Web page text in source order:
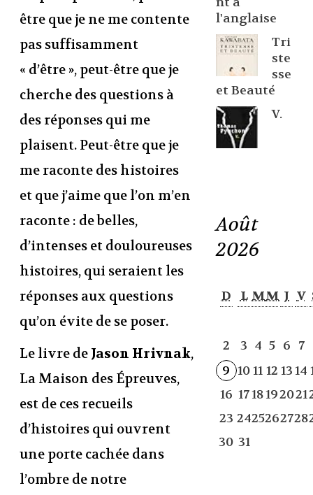
être que je ne me contente
pas suffisamment
« d’être », peut-être que je
cherche des questions à
des réponses qui me
plaisent. Peut-être que je
me raconte des histoires
et que j’aime que l’on m’en
raconte : de belles,
d’intenses et douloureuses
histoires, qui seraient les
réponses aux questions
qu’on évite de se poser.
Le livre de Jason Hrivnak,
La Maison des Épreuves,
est de ces recueils
d’histoires qui ouvrent
une porte cachée dans
l’ombre de notre
l'anglaise
Tri
ste
sse
et Beauté
V.
Août
2026
D L MM J V
2 3 4 5 6 7
9 1011 12 1314
16 1718192021
23 2425262728
30 31